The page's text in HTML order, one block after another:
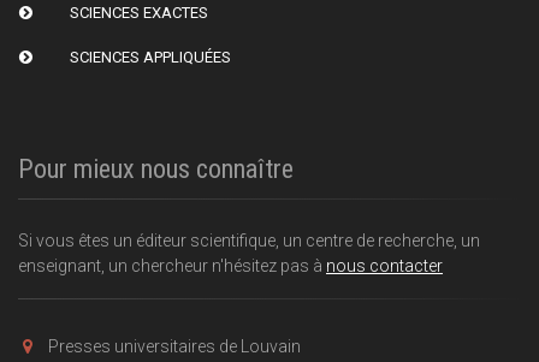
SCIENCES EXACTES
SCIENCES APPLIQUÉES
Pour mieux nous connaître
Si vous êtes un éditeur scientifique, un centre de recherche, un
enseignant, un chercheur n'hésitez pas à nous contacter
Presses universitaires de Louvain